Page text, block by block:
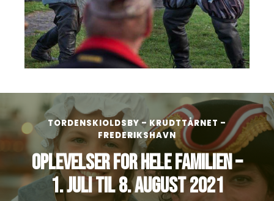
TORDENSKIOLDSBY – KRUDTTÅRNET –
FREDERIKSHAVN
OPLEVELSER FOR HELE FAMILIEN –
1. JULI TIL 8. AUGUST 2021